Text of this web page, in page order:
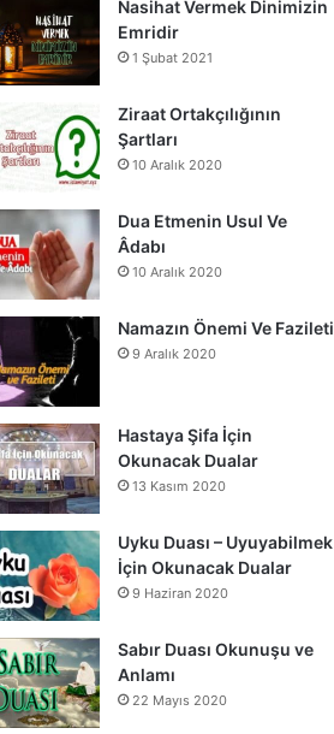
o
o
k
b
g
a
Nasihat Vermek Dinimizin
Emridir
1 Şubat 2021
Ziraat Ortakçılığının
Şartları
10 Aralık 2020
Dua Etmenin Usul Ve
Âdabı
10 Aralık 2020
Namazın Önemi Ve Fazileti
9 Aralık 2020
Hastaya Şifa İçin
Okunacak Dualar
13 Kasım 2020
Uyku Duası – Uyuyabilmek
İçin Okunacak Dualar
9 Haziran 2020
Sabır Duası Okunuşu ve
Anlamı
22 Mayıs 2020